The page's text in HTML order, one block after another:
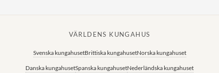
VÄRLDENS KUNGAHUS
Svenska kungahusetBrittiska kungahusetNorska kungahuset
Danska kungahusetSpanska kungahusetNederländska kungahuset